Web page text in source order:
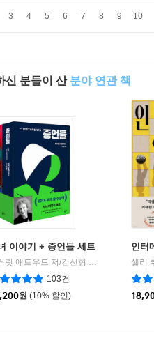
3 4 5 6 7 8 9 10
신 분들이 산 분야 연관 책
이야기 + 증언들 세트
마거릿 애트우드 저/김선형 역
황금가지
103건
원 (10% 할인)
인터
샐리